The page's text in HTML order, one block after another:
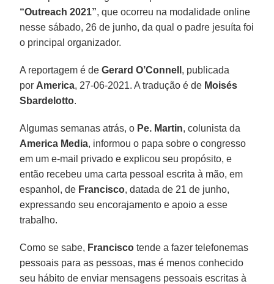
“Outreach 2021”, que ocorreu na modalidade online
nesse sábado, 26 de junho, da qual o padre jesuíta foi
o principal organizador.
A reportagem é deGerard O’Connell , publicada
por America, 27-06-2021. A tradução é de Moisés
Sbardelotto.
Algumas semanas atrás, o Pe. Martin, colunista da
America Media, informou o papa sobre o congresso
em um e-mail privado e explicou seu propósito, e
então recebeu uma carta pessoal escrita à mão, em
espanhol, de Francisco, datada de 21 de junho,
expressando seu encorajamento e apoio a esse
trabalho.
Como se sabe, Francisco tende a fazer telefonemas
pessoais para as pessoas, mas é menos conhecido
seu hábito de enviar mensagens pessoais escritas à